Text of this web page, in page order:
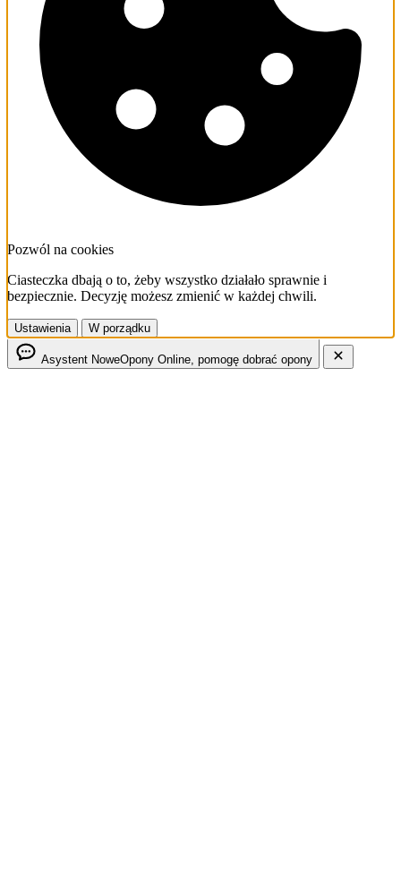
Pozwól na cookies
Ciasteczka dbają o to, żeby wszystko działało sprawnie i
bezpiecznie. Decyzję możesz zmienić w każdej chwili.
Ustawienia W porządku
Asystent NoweOpony Online, pomogę dobrać opony